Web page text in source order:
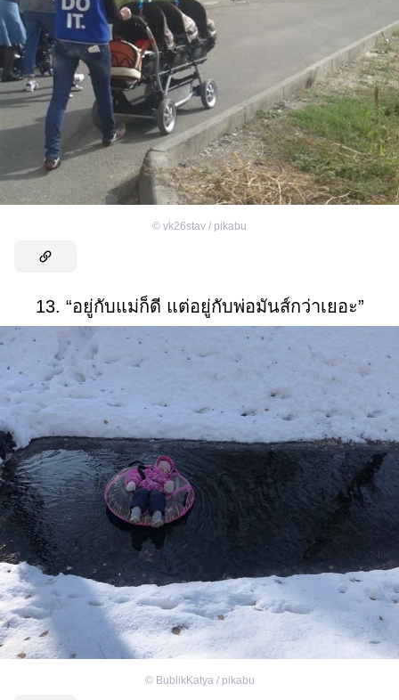
© vk26stav / pikabu
13. “อยู่กับแม่ก็ดี แต่อยู่กับพ่อมันส์กว่าเยอะ”
© BublikKatya / pikabu